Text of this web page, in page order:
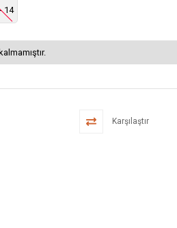
14
Karşılaştır